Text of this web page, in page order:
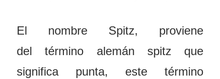
El nombre Spitz, proviene
del término alemán spitz que
significa punta, este término